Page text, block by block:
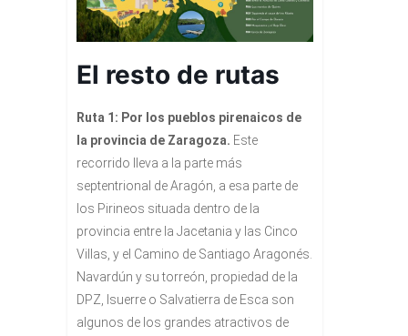
El resto de rutas
Ruta 1: Por los pueblos pirenaicos de
la provincia de Zaragoza. Este
recorrido lleva a la parte más
septentrional de Aragón, a esa parte de
los Pirineos situada dentro de la
provincia entre la Jacetania y las Cinco
Villas, y el Camino de Santiago Aragonés.
Navardún y su torreón, propiedad de la
DPZ, Isuerre o Salvatierra de Esca son
algunos de los grandes atractivos de